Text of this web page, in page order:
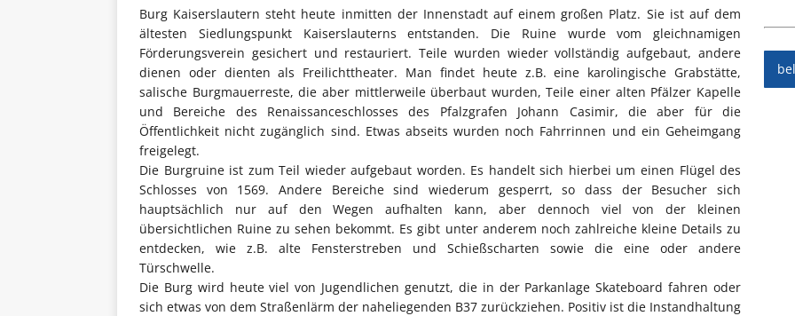
Burg Kaiserslautern steht heute inmitten der Innenstadt auf einem großen Platz. Sie ist auf dem
ältesten Siedlungspunkt Kaiserslauterns entstanden. Die Ruine wurde vom gleichnamigen
Förderungsverein gesichert und restauriert. Teile wurden wieder vollständig aufgebaut, andere
dienen oder dienten als Freilichttheater. Man findet heute z.B. eine karolingische Grabstätte,
salische Burgmauerreste, die aber mittlerweile überbaut wurden, Teile einer alten Pfälzer Kapelle
und Bereiche des Renaissanceschlosses des Pfalzgrafen Johann Casimir, die aber für die
Öffentlichkeit nicht zugänglich sind. Etwas abseits wurden noch Fahrrinnen und ein Geheimgang
freigelegt.
Die Burgruine ist zum Teil wieder aufgebaut worden. Es handelt sich hierbei um einen Flügel des
Schlosses von 1569. Andere Bereiche sind wiederum gesperrt, so dass der Besucher sich
hauptsächlich nur auf den Wegen aufhalten kann, aber dennoch viel von der kleinen
übersichtlichen Ruine zu sehen bekommt. Es gibt unter anderem noch zahlreiche kleine Details zu
entdecken, wie z.B. alte Fensterstreben und Schießscharten sowie die eine oder andere
Türschwelle.
Die Burg wird heute viel von Jugendlichen genutzt, die in der Parkanlage Skateboard fahren oder
sich etwas von dem Straßenlärm der naheliegenden B37 zurückziehen. Positiv ist die Instandhaltung